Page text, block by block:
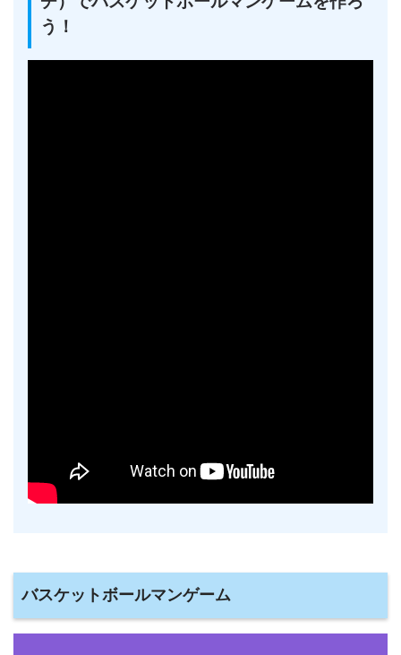
う！
バスケットボールマンゲーム